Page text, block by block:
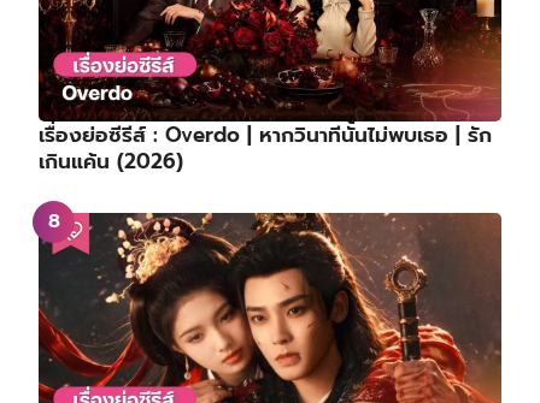
เรื่องย่อซีรีส์ : Overdo | หากวินาทีนั้นไม่พบเธอ | รัก
เกินแค้น (2026)